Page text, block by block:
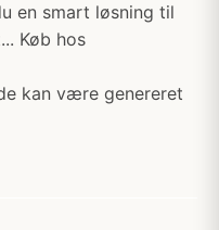
en smart løsning til
Køb hos
kan være genereret